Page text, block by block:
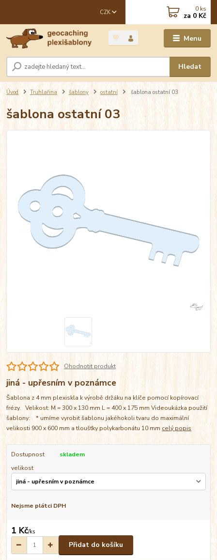
Menu
CZK
Hledat
0 ks
za 0 Kč
Úvod Truhlařina šablony ostatní šablona ostatní 03
šablona ostatní 03
Ohodnotit produkt
jiná - upřesním v poznámce
Šablona z 4 mm plexiskla k výrobě držáku na klíče pomocí kopírovací
frézy. Velikost: M = 300 x 130 mm L = 400 x 175 mm Videoukázka použití
šablony: * umíme vyrobit šablonu jakéhokoli tvaru do maximální
velikosti 900 x 600 mm a tloušťky polykarbonátu 10 mm celý popis
Dostupnost
skladem
velikost
Nejsme plátci DPH
1 Kč/ks
Přidat do košíku